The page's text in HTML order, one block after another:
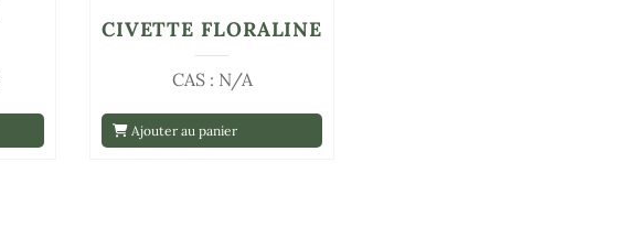
Ajouter au panier
CAS : N/A
CIVETTE FLORALINE